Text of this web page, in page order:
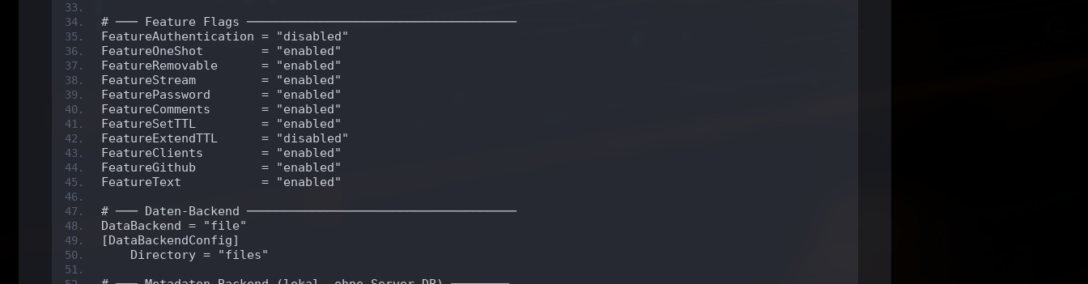
# ─── Feature Flags ─────────────────────────────────────
FeatureAuthentication = "disabled"
FeatureOneShot        = "enabled"
FeatureRemovable      = "enabled"
FeatureStream         = "enabled"
FeaturePassword       = "enabled"
FeatureComments       = "enabled"
FeatureSetTTL         = "enabled"
FeatureExtendTTL      = "disabled"
FeatureClients        = "enabled"
FeatureGithub         = "enabled"
FeatureText           = "enabled"
# ─── Daten-Backend ─────────────────────────────────────
DataBackend = "file"
[DataBackendConfig]
    Directory = "files"